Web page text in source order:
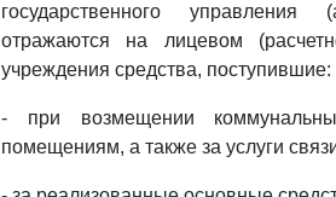
государственного управления
отражаются на лицевом
учреждения средства, поступившие:
- при возмещении
помещениям, а также за услуги